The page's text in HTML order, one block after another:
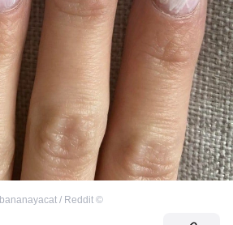
©
bananayacat / Reddit